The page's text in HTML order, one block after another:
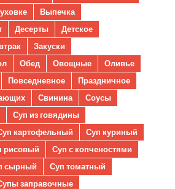
Выпечка
Десерты
Детское
Закуски
Обед Овощные
Оливье
Повседневное
Праздничное
Свинина
Соусы
Суп из говядины
картофельный
Суп куриный
рисовый
Суп с копченостями
сырный
Суп томатный
заправочные